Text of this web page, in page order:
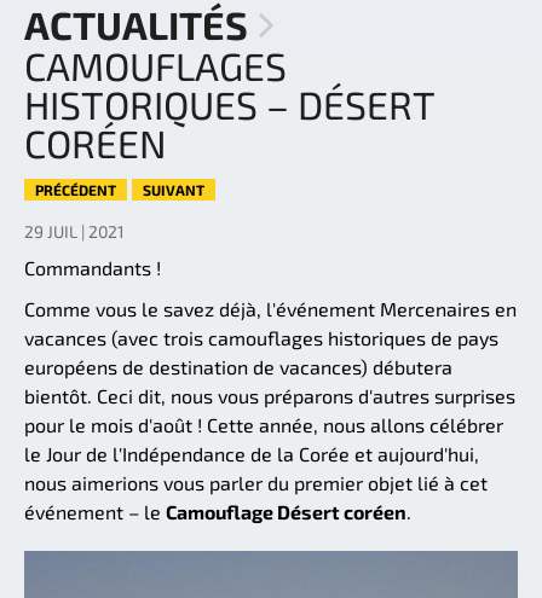
ACTUALITÉS
CAMOUFLAGES
HISTORIQUES – DÉSERT
CORÉEN
PRÉCÉDENT SUIVANT
29 JUIL | 2021
Commandants !
Comme vous le savez déjà, l'événement Mercenaires en
vacances (avec trois camouflages historiques de pays
européens de destination de vacances) débutera
bientôt. Ceci dit, nous vous préparons d'autres surprises
pour le mois d'août ! Cette année, nous allons célébrer
le Jour de l'Indépendance de la Corée et aujourd'hui,
nous aimerions vous parler du premier objet lié à cet
événement – le Camouflage Désert coréen.